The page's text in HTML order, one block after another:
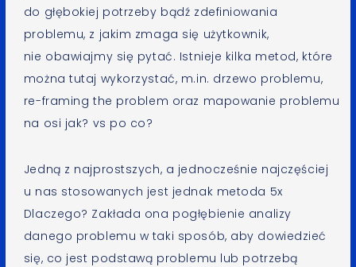
do głębokiej potrzeby bądź zdefiniowania
problemu, z jakim zmaga się użytkownik,
nie obawiajmy się pytać. Istnieje kilka metod, które
można tutaj wykorzystać, m.in. drzewo problemu,
re-framing the problem oraz mapowanie problemu
na osi jak? vs po co?
Jedną z najprostszych, a jednocześnie najczęściej
u nas stosowanych jest jednak metoda 5x
Dlaczego? Zakłada ona pogłębienie analizy
danego problemu w taki sposób, aby dowiedzieć
się, co jest podstawą problemu lub potrzebą